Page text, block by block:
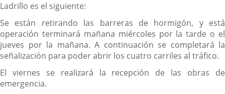
Ladrillo es el siguiente:
Se están retirando las barreras de hormigón, y está
operación terminará mañana miércoles por la tarde o el
jueves por la mañana. A continuación se completará la
señalización para poder abrir los cuatro carriles al tráfico.
El viernes se realizará la recepción de las obras de
emergencia.